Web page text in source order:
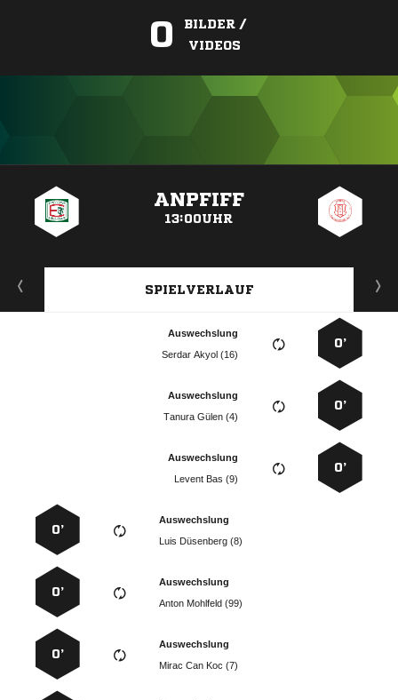
0
BILDER /
VIDEOS
ANPFIFF
13:00UHR
SPIELVERLAUF
0’
Auswechslung
  
0’
Auswechslung
  
0’
Auswechslung
  
Auswechslung
  
0’
Auswechslung
  
0’
Auswechslung
   
0’